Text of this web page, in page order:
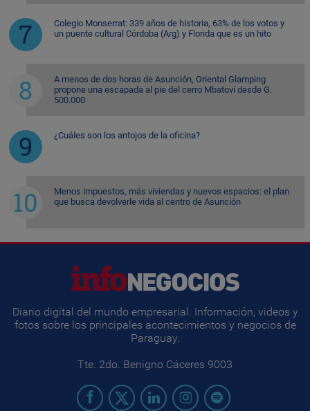
Colegio Monserrat: 339 años de historia, 63% de los votos y
un puente cultural Córdoba (Arg) y Florida que es un hito
A menos de dos horas de Asunción, Oriental Glamping
propone una escapada al pie del cerro Mbatoví desde G.
500.000
¿Cuáles son los antojos de la oficina?
Menos impuestos, más viviendas y nuevos espacios: el plan
que busca devolverle vida al centro de Asunción
Diario digital del mundo empresarial. Información, videos y
fotos sobre los principales acontecimientos y negocios de
Paraguay.
Tte. 2do. Benigno Cáceres 9003